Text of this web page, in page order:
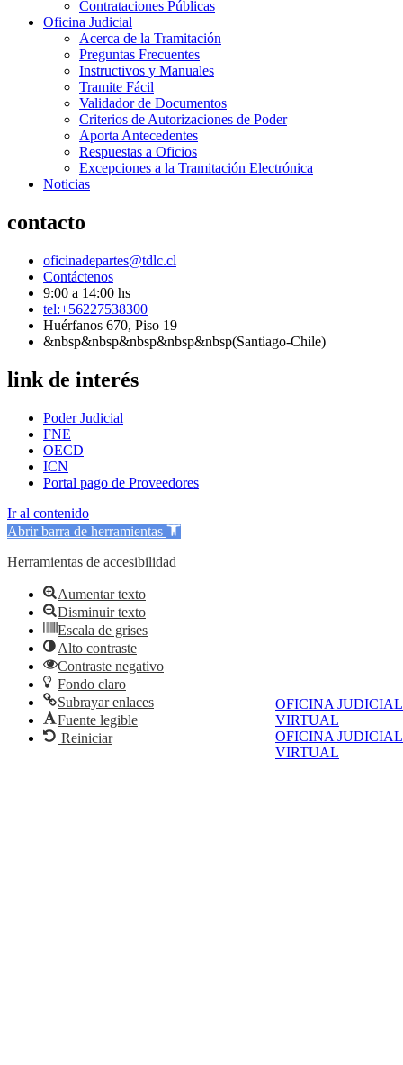
OFICINA JUDICIAL
VIRTUAL
OFICINA JUDICIAL
VIRTUAL
Contrataciones Públicas
Oficina Judicial
Acerca de la Tramitación
Preguntas Frecuentes
Instructivos y Manuales
Tramite Fácil
Validador de Documentos
Criterios de Autorizaciones de Poder
Aporta Antecedentes
Respuestas a Oficios
Excepciones a la Tramitación Electrónica
Noticias
contacto
oficinadepartes@tdlc.cl
Contáctenos
9:00 a 14:00 hs
tel:+56227538300
Huérfanos 670, Piso 19
&nbsp&nbsp&nbsp&nbsp&nbsp(Santiago-Chile)
link de interés
Poder Judicial
FNE
OECD
ICN
Portal pago de Proveedores
Ir al contenido
Abrir barra de herramientas
Herramientas de accesibilidad
Aumentar texto
Disminuir texto
Escala de grises
Alto contraste
Contraste negativo
Fondo claro
Subrayar enlaces
Fuente legible
Reiniciar